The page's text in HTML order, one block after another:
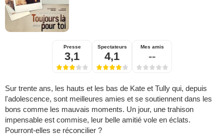
Presse
3,1
Spectateurs
4,1
Mes amis
--
Sur trente ans, les hauts et les bas de Kate et Tully qui, depuis
l'adolescence, sont meilleures amies et se soutiennent dans les
bons comme les mauvais moments. Un jour, une trahison
impensable est commise, leur belle amitié vole en éclats.
Pourront-elles se réconcilier ?